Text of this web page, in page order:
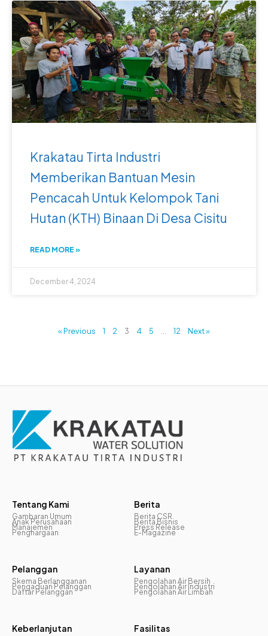
Krakatau Tirta Industri
Memberikan Bantuan Mesin
Pencacah Untuk Kelompok Tani
Hutan (KTH) Binaan Di Desa Cisitu
READ MORE »
December 4, 2024
« Previous 1 2 3 4 5 12 Next »
Tentang Kami
Gambaran Umum
Anak Perusahaan
Manajemen
Penghargaan
Berita
Berita CSR
Berita Bisnis
Press Release
E-Magazine
Pelanggan
Skema Berlangganan
Pengaduan Pelanggan
Daftar Pelanggan
Layanan
Pengolahan Air Bersih
Pengolahan Air Industri
Pengolahan Air Limbah
Keberlanjutan Fasilitas